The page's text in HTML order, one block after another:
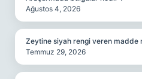
Ağustos 4, 2026
Zeytine siyah rengi veren madde
Temmuz 29, 2026